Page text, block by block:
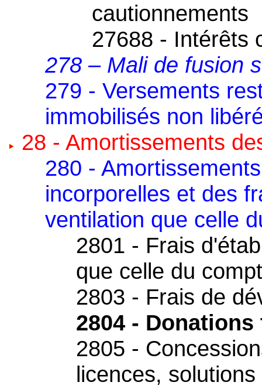
cautionnements
27688 - Intérêts
278 – Mali de fusion
279 - Versements
immobilisés non
28 - Amortissements
280 -
incorporelles et des
ventilation que celle
2801 - Frais
que celle du
2803 - Frais de
2804 -
2805 -
licences,